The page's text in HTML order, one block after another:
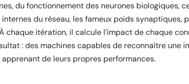
du fonctionnement des neurones biologiques,
du réseau, les fameux poids synaptiques,
chaque itération, il calcule l’impact de chaque
: des machines capables de reconnaître une
apprenant de leurs propres performances.